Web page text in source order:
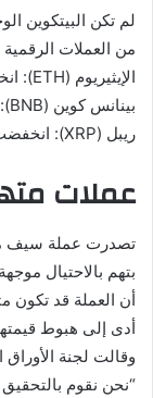
لم تكن البيتكوين
من العملات
الإيثيريوم (ETH): انخفضت بنسبة 6% لتصل إلى 2,350 دولار.
بينانس كوين (BNB): هبطت بنسبة 7% لتصل إلى 320 دولار.
ريبل (XRP): انخفضت بنسبة 5% لتصل إلى 0.60 دولار.
عملات
بتهم بالاحتيال
أن العملة قد تكون
أدى إلى هبوط قيمتها بنسبة 20% في
“نحن نقوم